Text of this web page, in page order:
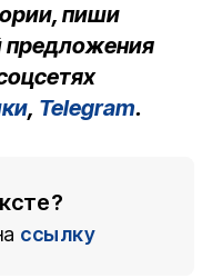
пиши
предложения
, Telegram.
ссылку